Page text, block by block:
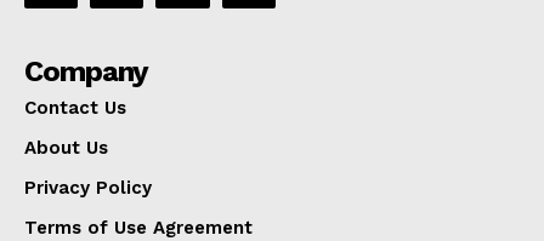
Company
Contact Us
About Us
Privacy Policy
Terms of Use Agreement